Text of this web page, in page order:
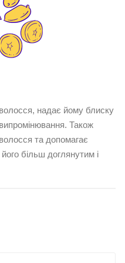
надає йому блиску
Також
та допомагає
більш доглянутим і